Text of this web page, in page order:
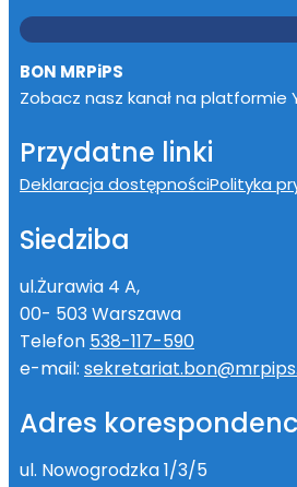
BON MRPiPS
Zobacz nasz kanał na platformie
Przydatne linki
Deklaracja dostępnościPolityka
Siedziba
ul.Żurawia 4 A,
00- 503 Warszawa
Telefon 538-117-590
e-mail:
Adres
ul. Nowogrodzka 1/3/5